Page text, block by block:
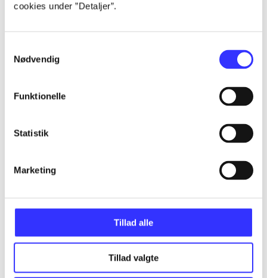
cookies under ”Detaljer”.
Nødvendig
Funktionelle
Statistik
Marketing
Tillad alle
Tillad valgte
Artikler
...
...
...
...